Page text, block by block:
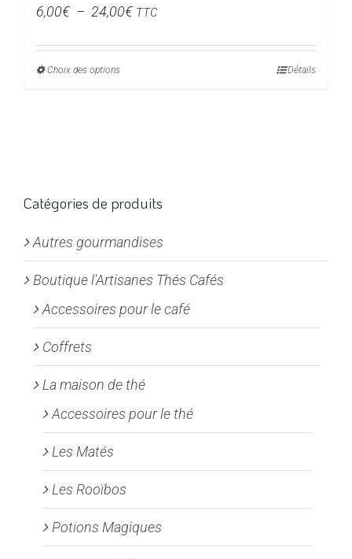
6,00€ – 24,00€Plage
prix :
TTC
Choix des optionsCe
options
être
choisies
sur
la
page
produit
Détails
Catégories de produits
Autres gourmandises
Boutique l'Artisanes Thés Cafés
Accessoires pour le café
Coffrets
La maison de thé
Accessoires pour le thé
Les Matés
Les Rooïbos
Potions Magiques